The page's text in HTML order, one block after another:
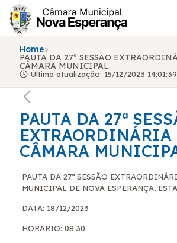
Home>
PAUTA DA 27ª SESSÃO
CÂMARA MUNICIPAL
Última atualização: 15/12/2023 14:01:39
PAUTA DA 27ª
EXTRAORDINÁRIA
CÂMARA
PAUTA DA 27ª SESSÃO
MUNICIPAL DE NOVA ESPERANÇA,
DATA: 18/12/2023
HORÁRIO: 08:30